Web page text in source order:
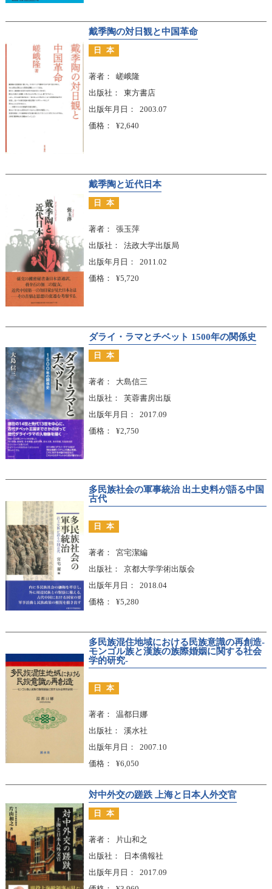
戴季陶の対日観と中国革命
日本
著者
嵯峨隆
出版社
東方書店
出版年月日
2003.07
価格
¥2,640
戴季陶と近代日本
日本
著者
張玉萍
出版社
法政大学出版局
出版年月日
2011.02
価格
¥5,720
ダライ・ラマとチベット 1500年の関係史
日本
著者
大島信三
出版社
芙蓉書房出版
出版年月日
2017.09
価格
¥2,750
多民族社会の軍事統治 出土史料が語る中国
古代
日本
著者
宮宅潔編
出版社
京都大学学術出版会
出版年月日
2018.04
価格
¥5,280
多民族混住地域における民族意識の再創造-
モンゴル族と漢族の族際婚姻に関する社会
学的研究-
日本
著者
温都日娜
出版社
溪水社
出版年月日
2007.10
価格
¥6,050
対中外交の蹉跌 上海と日本人外交官
日本
著者
片山和之
出版社
日本僑報社
出版年月日
2017.09